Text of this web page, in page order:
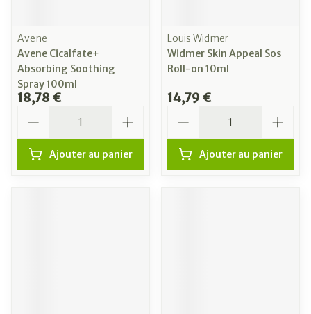
Avene
Avene Cicalfate+
Absorbing Soothing
Spray 100ml
18,78 €
Ajouter au panier
Louis Widmer
Widmer Skin Appeal Sos
Roll-on 10ml
14,79 €
Ajouter au panier